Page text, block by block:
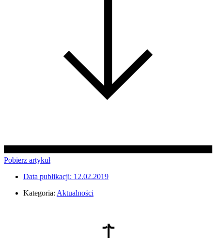
Pobierz artykuł
Data publikacji: 12.02.2019
Kategoria: Aktualności